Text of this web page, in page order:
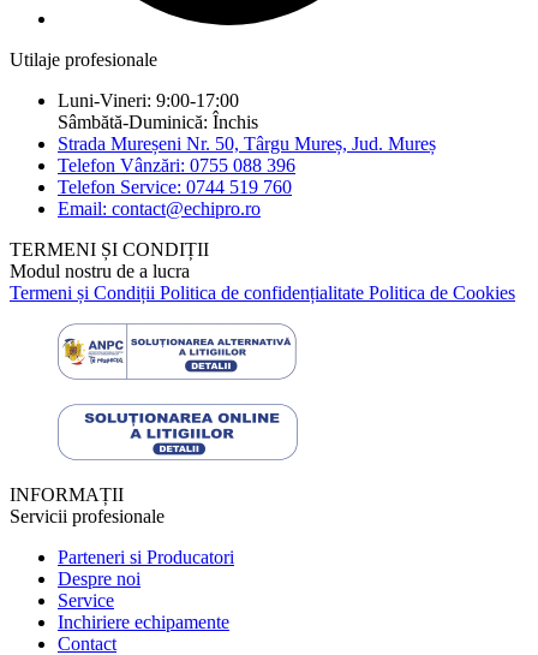
Utilaje profesionale
Luni-Vineri: 9:00-17:00
Sâmbătă-Duminică: Închis
Strada Mureșeni Nr. 50, Târgu Mureș, Jud. Mureș
Telefon Vânzări: 0755 088 396
Telefon Service: 0744 519 760
Email: contact@echipro.ro
TERMENI ȘI CONDIȚII
Modul nostru de a lucra
Termeni și Condiții Politica de confidențialitate Politica de Cookies
INFORMAȚII
Servicii profesionale
Parteneri si Producatori
Despre noi
Service
Inchiriere echipamente
Contact